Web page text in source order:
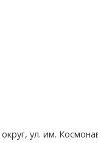
ул. им.